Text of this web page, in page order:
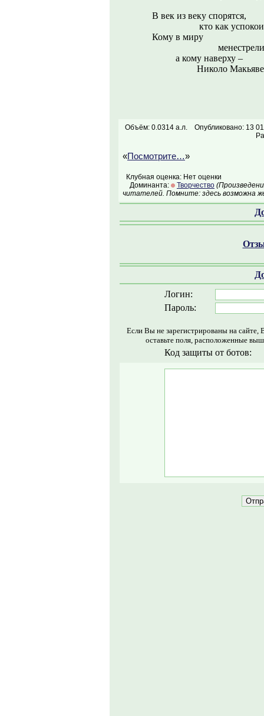
В век из веку спорятся,
кто как
Кому в миру
а кому наверху –
Николо
Объём: 0.0314 а.л.
Опубликовано: 13
«Посмотрите…»
Клубная оценка: Нет оценки
Доминанта:
Творчество
читателей. Помните: здесь возможна
Логин:
Пароль:
Если Вы не зарегистрированы на
оставьте поля, расположенные
Код защиты от ботов: